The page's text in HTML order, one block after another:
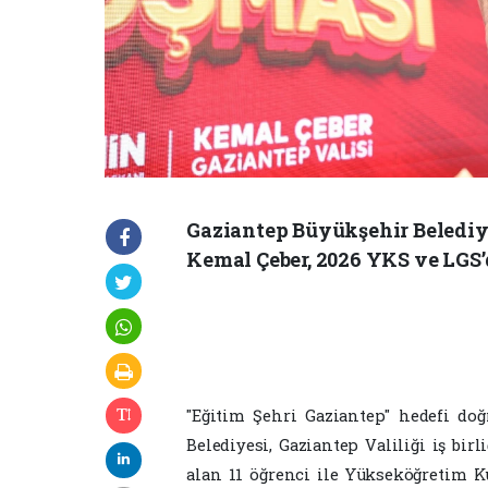
Gaziantep Büyükşehir
Kemal Çeber, 2026 YKS ve
"Eğitim Şehri Gaziantep" hedefi
Belediyesi, Gaziantep Valiliği iş
alan 11 öğrenci ile Yükseköğretim